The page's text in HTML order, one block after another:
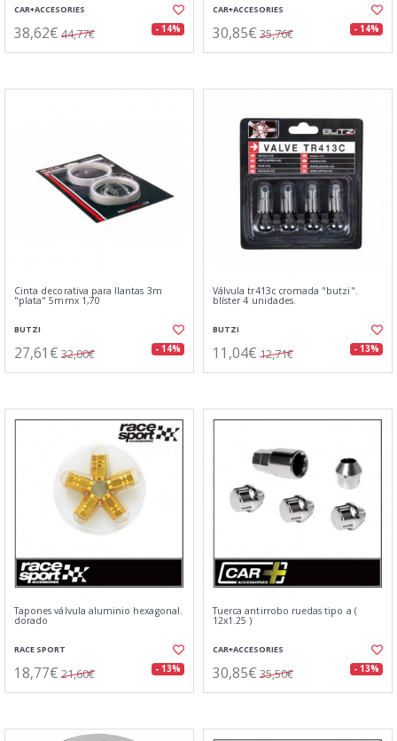
CAR+ACCESORIES
38,62€ 44,77€ - 14%
CAR+ACCESORIES
30,85€ 35,76€ - 14%
Cinta decorativa para llantas 3m
"plata" 5mmx 1,70
BUTZI
27,61€ 32,00€ - 14%
Válvula tr413c cromada "butzi".
blíster 4 unidades.
BUTZI
11,04€ 12,71€ - 13%
Tapones válvula aluminio hexagonal.
dorado
RACE SPORT
18,77€ 21,60€ - 13%
Tuerca antirrobo ruedas tipo a (
12x1.25 )
CAR+ACCESORIES
30,85€ 35,50€ - 13%